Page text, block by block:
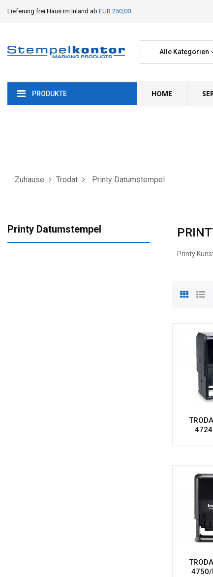
Lieferung frei Haus im Inland ab EUR 250,00
Alle Kategorien
PRODUKTE HOME
Zuhause Trodat Printy Datumstempel
Printy Datumstempel
Printy
4750/